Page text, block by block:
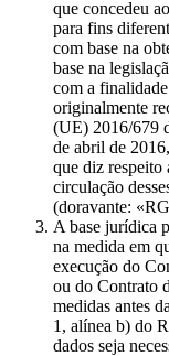
que concedeu
para fins
com base na
base na
com a
originalmente
(UE) 2016/679
de abril de
que diz respeito
circulação
(doravante:
A base jurídica
na medida em
execução do
ou do Contrato
medidas antes
1, alínea b) do
dados seja